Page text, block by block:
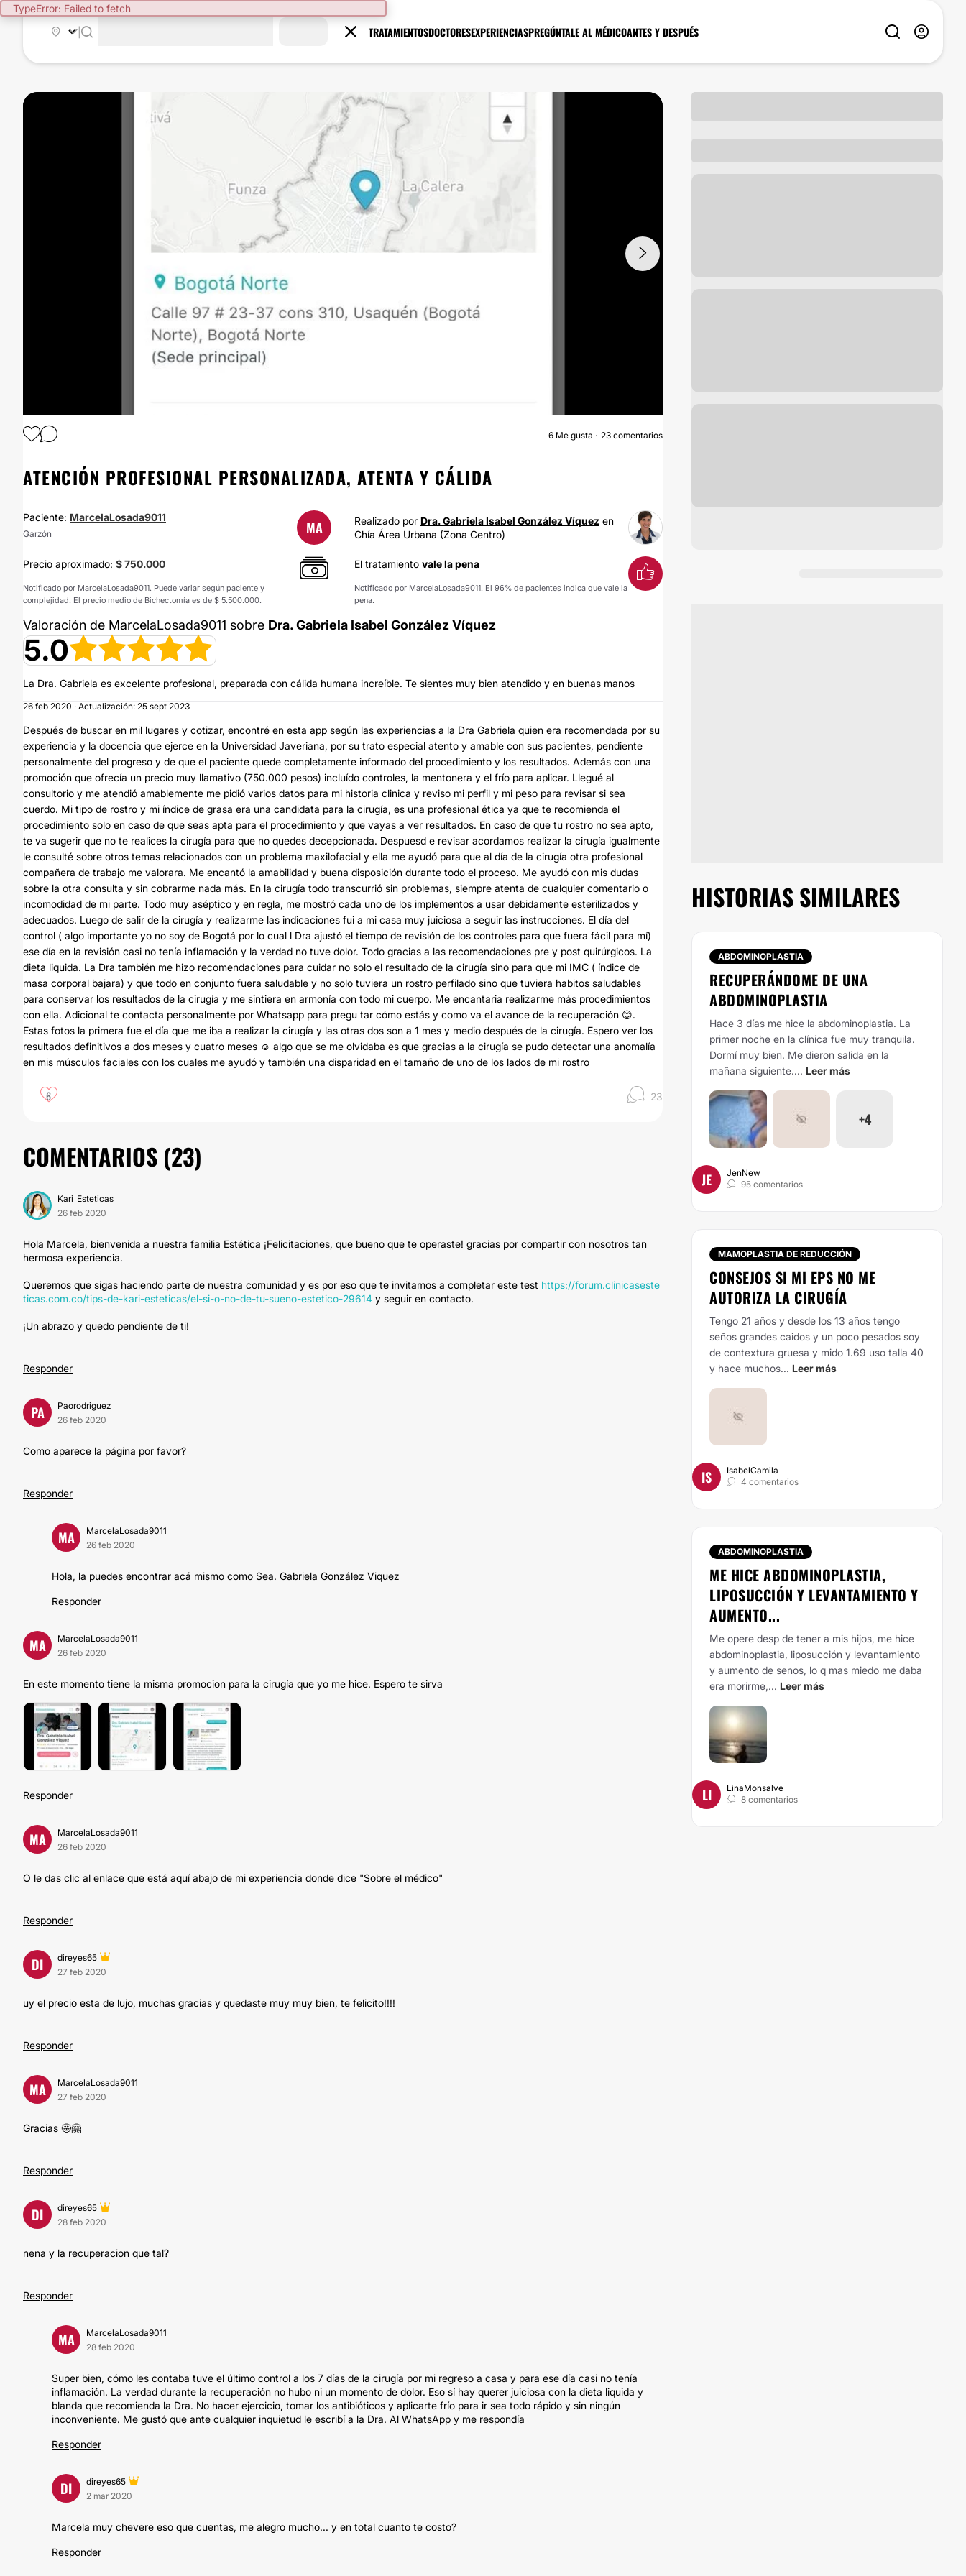
TypeError: Failed to fetch
TRATAMIENTOSDOCTORESEXPERIENCIASPREGÚNTALE AL MÉDICOANTES Y DESPUÉS
BICHECTOMÍA
6 Me gusta 23 comentarios
ATENCIÓN PROFESIONAL PERSONALIZADA, ATENTA Y CÁLIDA
Paciente: MarcelaLosada9011
Garzón MA Realizado por Dra. Gabriela Isabel González Víquez en
Chía Área Urbana (Zona Centro)
Precio aproximado: $ 750.000
Notificado por MarcelaLosada9011. Puede variar según paciente y
complejidad. El precio medio de Bichectomía es de $ 5.500.000.
El tratamiento vale la pena
Notificado por MarcelaLosada9011. El 96% de pacientes indica que vale la
pena.
Valoración de MarcelaLosada9011 sobre Dra. Gabriela Isabel González Víquez
5.0
La Dra. Gabriela es excelente profesional, preparada con cálida humana increíble. Te sientes muy bien atendido y en buenas manos
26 feb 2020 · Actualización: 25 sept 2023
Después de buscar en mil lugares y cotizar, encontré en esta app según las experiencias a la Dra Gabriela quien era recomendada por su
experiencia y la docencia que ejerce en la Universidad Javeriana, por su trato especial atento y amable con sus pacientes, pendiente
personalmente del progreso y de que el paciente quede completamente informado del procedimiento y los resultados. Además con una
promoción que ofrecía un precio muy llamativo (750.000 pesos) incluído controles, la mentonera y el frío para aplicar. Llegué al
consultorio y me atendió amablemente me pidió varios datos para mi historia clinica y reviso mi perfil y mi peso para revisar si sea
cuerdo. Mi tipo de rostro y mi índice de grasa era una candidata para la cirugía, es una profesional ética ya que te recomienda el
procedimiento solo en caso de que seas apta para el procedimiento y que vayas a ver resultados. En caso de que tu rostro no sea apto,
te va sugerir que no te realices la cirugía para que no quedes decepcionada. Despuesd e revisar acordamos realizar la cirugía igualmente
le consulté sobre otros temas relacionados con un problema maxilofacial y ella me ayudó para que al día de la cirugía otra profesional
compañera de trabajo me valorara. Me encantó la amabilidad y buena disposición durante todo el proceso. Me ayudó con mis dudas
sobre la otra consulta y sin cobrarme nada más. En la cirugía todo transcurrió sin problemas, siempre atenta de cualquier comentario o
incomodidad de mi parte. Todo muy aséptico y en regla, me mostró cada uno de los implementos a usar debidamente esterilizados y
adecuados. Luego de salir de la cirugía y realizarme las indicaciones fui a mi casa muy juiciosa a seguir las instrucciones. El día del
control ( algo importante yo no soy de Bogotá por lo cual l Dra ajustó el tiempo de revisión de los controles para que fuera fácil para mí)
ese día en la revisión casi no tenía inflamación y la verdad no tuve dolor. Todo gracias a las recomendaciones pre y post quirúrgicos. La
dieta liquida. La Dra también me hizo recomendaciones para cuidar no solo el resultado de la cirugía sino para que mi IMC ( índice de
masa corporal bajara) y que todo en conjunto fuera saludable y no solo tuviera un rostro perfilado sino que tuviera habitos saludables
para conservar los resultados de la cirugía y me sintiera en armonía con todo mi cuerpo. Me encantaria realizarme más procedimientos
con ella. Adicional te contacta personalmente por Whatsapp para pregu tar cómo estás y como va el avance de la recuperación 😊.
Estas fotos la primera fue el día que me iba a realizar la cirugía y las otras dos son a 1 mes y medio después de la cirugía. Espero ver los
resultados definitivos a dos meses y cuatro meses ☺️ algo que se me olvidaba es que gracias a la cirugía se pudo detectar una anomalía
en mis músculos faciales con los cuales me ayudó y también una disparidad en el tamaño de uno de los lados de mi rostro
6 23
COMENTARIOS (23)
Kari_Esteticas
26 feb 2020
Hola Marcela, bienvenida a nuestra familia Estética ¡Felicitaciones, que bueno que te operaste! gracias por compartir con nosotros tan
hermosa experiencia.
Queremos que sigas haciendo parte de nuestra comunidad y es por eso que te invitamos a completar este test https://forum.clinicaseste
ticas.com.co/tips-de-kari-esteticas/el-si-o-no-de-tu-sueno-estetico-29614 y seguir en contacto.
¡Un abrazo y quedo pendiente de ti!
Responder
PA
Paorodriguez
26 feb 2020
Como aparece la página por favor?
Responder
MA
MarcelaLosada9011
26 feb 2020
Hola, la puedes encontrar acá mismo como Sea. Gabriela González Viquez
Responder
MA
MarcelaLosada9011
26 feb 2020
En este momento tiene la misma promocion para la cirugía que yo me hice. Espero te sirva
Responder
MA
MarcelaLosada9011
26 feb 2020
O le das clic al enlace que está aquí abajo de mi experiencia donde dice "Sobre el médico"
Responder
DI
direyes65
27 feb 2020
uy el precio esta de lujo, muchas gracias y quedaste muy muy bien, te felicito!!!!
Responder
MA
MarcelaLosada9011
27 feb 2020
Gracias 🤩🤗
Responder
DI
direyes65
28 feb 2020
nena y la recuperacion que tal?
Responder
MA
MarcelaLosada9011
28 feb 2020
Super bien, cómo les contaba tuve el último control a los 7 días de la cirugía por mi regreso a casa y para ese día casi no tenía
inflamación. La verdad durante la recuperación no hubo ni un momento de dolor. Eso sí hay querer juiciosa con la dieta liquida y
blanda que recomienda la Dra. No hacer ejercicio, tomar los antibióticos y aplicarte frío para ir sea todo rápido y sin ningún
inconveniente. Me gustó que ante cualquier inquietud le escribí a la Dra. Al WhatsApp y me respondía
Responder
DI
direyes65
2 mar 2020
Marcela muy chevere eso que cuentas, me alegro mucho... y en total cuanto te costo?
Responder
HISTORIAS SIMILARES
ABDOMINOPLASTIA
RECUPERÁNDOME DE UNA
ABDOMINOPLASTIA
Hace 3 días me hice la abdominoplastia. La
primer noche en la clínica fue muy tranquila.
Dormí muy bien. Me dieron salida en la
mañana siguiente.... Leer más
+4
JE
JenNew
95 comentarios
MAMOPLASTIA DE REDUCCIÓN
CONSEJOS SI MI EPS NO ME
AUTORIZA LA CIRUGÍA
Tengo 21 años y desde los 13 años tengo
seños grandes caidos y un poco pesados soy
de contextura gruesa y mido 1.69 uso talla 40
y hace muchos... Leer más
IS
IsabelCamila
4 comentarios
ABDOMINOPLASTIA
ME HICE ABDOMINOPLASTIA,
LIPOSUCCIÓN Y LEVANTAMIENTO Y
AUMENTO...
Me opere desp de tener a mis hijos, me hice
abdominoplastia, liposucción y levantamiento
y aumento de senos, lo q mas miedo me daba
era morirme,... Leer más
LI
LinaMonsalve
8 comentarios